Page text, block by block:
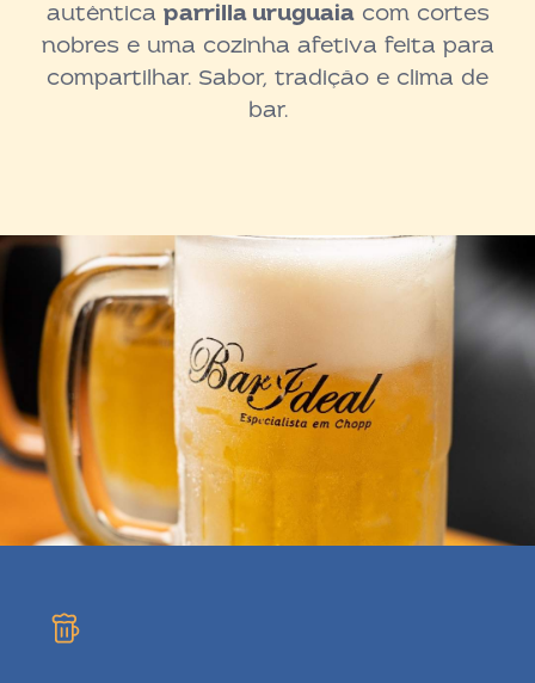
autêntica parrilla uruguaiacom cortes
nobres e uma cozinha afetiva feita para
compartilhar. Sabor, tradição e clima de
bar.